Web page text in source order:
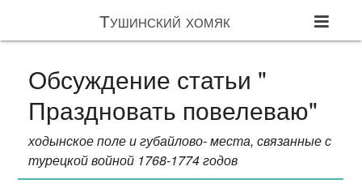
Тушинский хомяк
Обсуждение статьи "
Праздновать повелеваю"
ходынское поле и губайлово- места, связанные с
турецкой войной 1768-1774 годов